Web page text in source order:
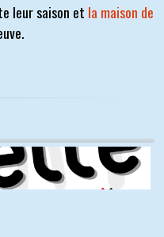
leur saison et la maison de